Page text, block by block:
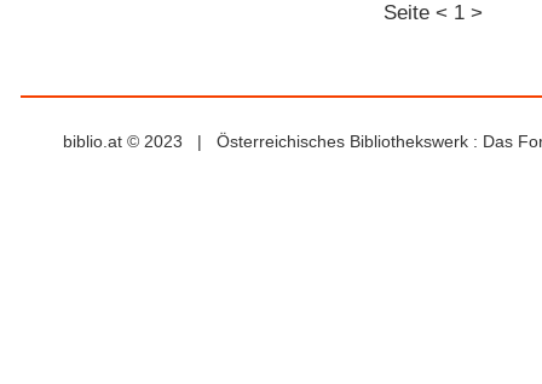
Seite < 1 >
biblio.at © 2023 | Österreichisches Bibliothekswerk : Das